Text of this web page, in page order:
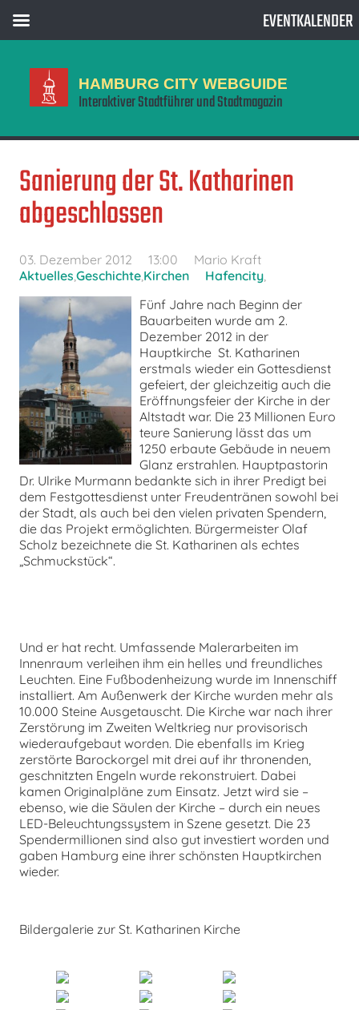
HAMBURG CITY WEBGUIDE
Interaktiver Stadtführer und Stadtmagazin
Sanierung der St. Katharinen
abgeschlossen
03. Dezember 2012 13:00
Mario Kraft
Aktuelles Geschichte Kirchen Hafencity
Fünf Jahre nach Beginn der
Bauarbeiten wurde am 2.
Dezember 2012 in der
Hauptkirche St. Katharinen
erstmals wieder ein Gottesdienst
gefeiert, der gleichzeitig auch die
Eröffnungsfeier der Kirche in der
Altstadt war. Die 23 Millionen Euro
teure Sanierung lässt das um
1250 erbaute Gebäude in neuem
Glanz erstrahlen. Hauptpastorin
Dr. Ulrike Murmann bedankte sich in ihrer Predigt bei
dem Festgottesdienst unter Freudentränen sowohl bei
der Stadt, als auch bei den vielen privaten Spendern,
die das Projekt ermöglichten. Bürgermeister Olaf
Scholz bezeichnete die St. Katharinen als echtes
„Schmuckstück“.
Und er hat recht. Umfassende Malerarbeiten im
Innenraum verleihen ihm ein helles und freundliches
Leuchten. Eine Fußbodenheizung wurde im Innenschiff
installiert. Am Außenwerk der Kirche wurden mehr als
10.000 Steine Ausgetauscht. Die Kirche war nach ihrer
Zerstörung im Zweiten Weltkrieg nur provisorisch
wiederaufgebaut worden. Die ebenfalls im Krieg
zerstörte Barockorgel mit drei auf ihr thronenden,
geschnitzten Engeln wurde rekonstruiert. Dabei
kamen Originalpläne zum Einsatz. Jetzt wird sie –
ebenso, wie die Säulen der Kirche – durch ein neues
LED-Beleuchtungssystem in Szene gesetzt. Die 23
Spendermillionen sind also gut investiert worden und
gaben Hamburg eine ihrer schönsten Hauptkirchen
wieder.
Bildergalerie zur St. Katharinen Kirche
EVENTKALENDER